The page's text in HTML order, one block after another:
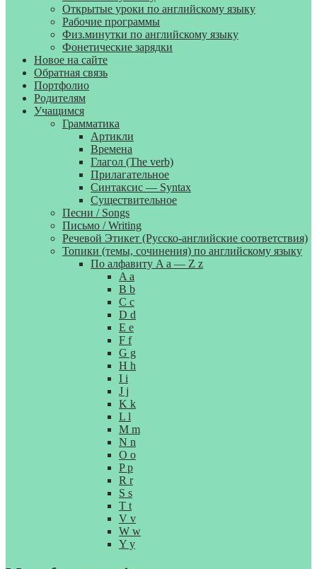
Открытые уроки по английскому языку
Рабочие программы
Физ.минутки по английскому языку
Фонетические зарядки
Новое на сайте
Обратная связь
Портфолио
Родителям
Учащимся
Грамматика
Артикли
Времена
Глагол (The verb)
Прилагательное
Синтаксис — Syntax
Существительное
Песни / Songs
Письмо / Writing
Речевой Этикет (Русско-английские соответствия)
Топики (темы, сочинения) по английскому языку
По алфавиту A a — Z z
A a
B b
C c
D d
E e
F f
G g
H h
I i
J j
K k
L l
M m
N n
O o
P p
R r
S s
T t
V v
W w
Y y